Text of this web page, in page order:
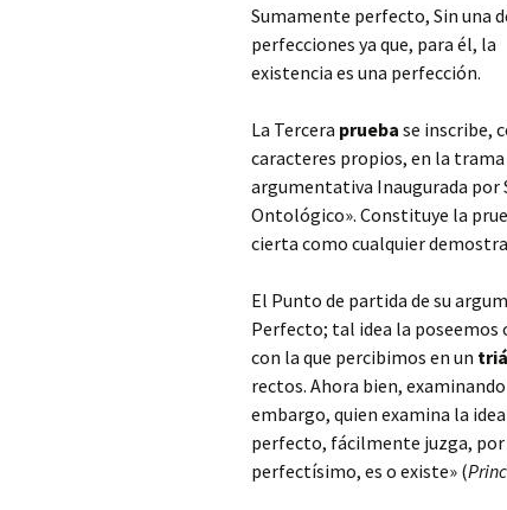
Sumamente perfecto, Sin una
perfecciones ya que, para él, la
existencia es una perfección.
La Tercera prueba se inscribe,
caracteres propios, en la trama
argumentativa Inaugurada por
Ontológico». Constituye la
cierta como cualquier
El Punto de partida de su
Perfecto; tal idea la
con la que percibimos en un
rectos. Ahora bien,
embargo, quien examina la
perfecto, fácilmente juzga, por
perfectísimo, es o existe» (